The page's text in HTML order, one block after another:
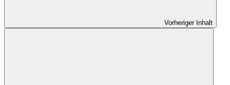
Vorheriger Inhalt